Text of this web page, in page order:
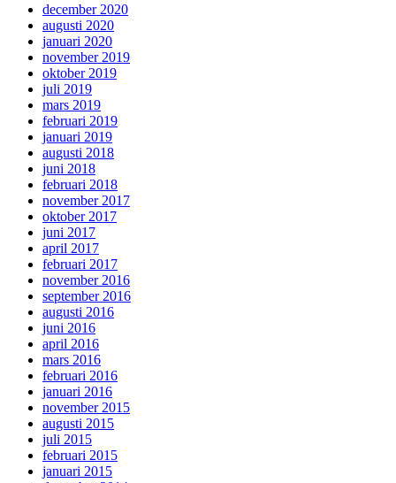
december 2020
augusti 2020
januari 2020
november 2019
oktober 2019
juli 2019
mars 2019
februari 2019
januari 2019
augusti 2018
juni 2018
februari 2018
november 2017
oktober 2017
juni 2017
april 2017
februari 2017
november 2016
september 2016
augusti 2016
juni 2016
april 2016
mars 2016
februari 2016
januari 2016
november 2015
augusti 2015
juli 2015
februari 2015
januari 2015